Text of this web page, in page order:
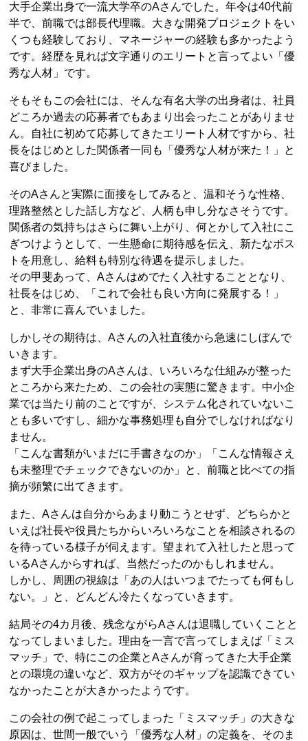
大手企業出身で一流大学卒のAさんでした。年令は40代前
半で、前職では部長代理職。大きな開発プロジェクトをい
くつも経験しており、マネージャーの経験も多かったよう
です。経歴を見れば文字通りのエリートと言ってよい「優
秀な人材」です。
そもそもこの会社には、そんな有名大学の出身者は、社員
どころか過去の応募者でもあまり出会ったことがありませ
ん。自社に初めて応募してきたエリート人材ですから、社
長をはじめとした関係者一同も「優秀な人材が来た！」と
喜びました。
そのAさんと実際に面接をしてみると、温和そうな性格、
理路整然とした話し方など、人柄も申し分なさそうです。
関係者の気持ちはさらに舞い上がり、何とかして入社にこ
ぎつけようとして、一生懸命に期待感を伝え、新たなポス
トを用意し、給料も特別な待遇を提示しました。
その甲斐あって、Aさんはめでたく入社することとなり、
社長をはじめ、「これで会社も良い方向に発展する！」
と、非常に喜んでいました。
しかしその期待は、Aさんの入社直後から急速にしぼんで
いきます。
まず大手企業出身のAさんは、いろいろな仕組みが整った
ところから来たため、この会社の実態に驚きます。中小企
業では当たり前のことですが、システム化されていないこ
とも多いですし、細かな事務処理も自分でしなければなり
ません。
「こんな書類がいまだに手書きなのか」「こんな情報さえ
も未整理でチェックできないのか」と、前職と比べての指
摘が頻繁に出てきます。
また、Aさんは自分からあまり動こうとせず、どちらかと
いえば社長や役員たちからいろいろなことを相談されるの
を待っている様子が伺えます。望まれて入社したと思って
いるAさんからすれば、当然だったのかもしれません。
しかし、周囲の視線は「あの人はいつまでたっても何もし
ない。」と、どんどん冷たくなっていきます。
結局その4カ月後、残念ながらAさんは退職していくことと
なってしまいました。理由を一言で言ってしまえば「ミス
マッチ」で、特にこの企業とAさんが育ってきた大手企業
との環境の違いなど、双方がそのギャップを認識できてい
なかったことが大きかったようです。
この会社の例で起こってしまった「ミスマッチ」の大きな
原因は、世間一般でいう「優秀な人材」の定義を、そのま